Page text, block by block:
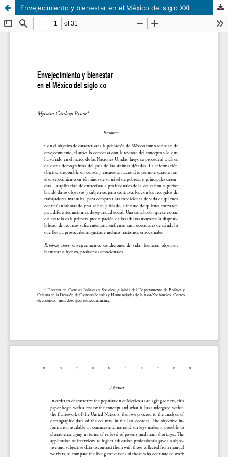
Envejecimiento y bienestar en el México del siglo XXI